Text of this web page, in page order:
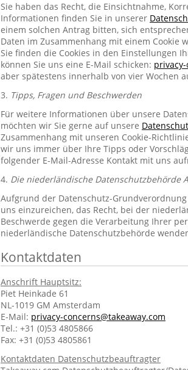
Sie haben das Recht, die Einsichtnahme,
Informationen finden Sie in unserer
einem solchen Antrag bitten, sich
Daten im Zusammenhang mit einem Cookie
Sie finden die Cookies in den Einstellungen
können Sie uns eine E-Mail schicken:
aber spätestens innerhalb von vier Wochen
3. Tipps, Fragen und Beschwerden
Für weitere Informationen über unsere
möchten wir Sie gerne auf unsere
Zusammenhang mit unseren Cookie-
wir uns immer über Ihre Tipps oder
folgender E-Mail-Adresse Kontakt mit uns
4. Die niederländische Datenschutzbehörde
Aufgrund der Datenschutz-Grundverordnung
uns einzureichen, das Recht, bei der
Beschwerde gegen die Verarbeitung Ihrer
niederländische Datenschutzbehörde
Kontaktdaten
Anschrift Hauptsitz:
Piet Heinkade 61
NL-1019 GM Amsterdam
E-Mail: privacy-concerns@takeaway.com
Tel.: +31 (0)53 4805866
Fax: +31 (0)53 4805861
Kontaktdaten Datenschutzbeauftragter